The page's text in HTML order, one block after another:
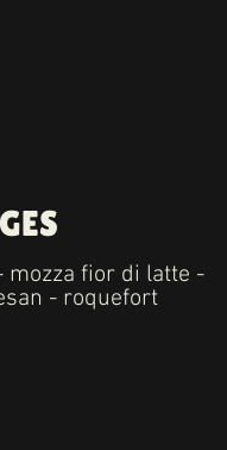
mozza fior di latte -
- roquefort